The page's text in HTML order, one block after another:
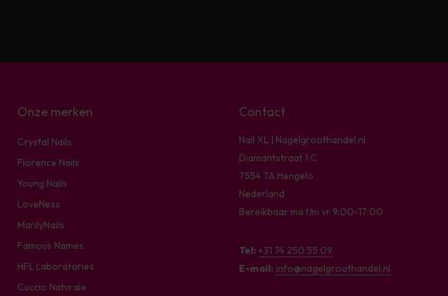
Onze merken
Crystal Nails
Florence Nails
Young Nails
LoveNess
MarilyNails
Famous Names
HFL Laboratories
Cuccio Naturale
Contact
Nail XL | Nagelgroothandel.nl
Diamantstraat 1 C
7554 TA Hengelo
Nederland
Bereikbaar ma t/m vr 9:00-17:00
Tel: +31 74 250 55 09
E-mail: info@nagelgroothandel.nl